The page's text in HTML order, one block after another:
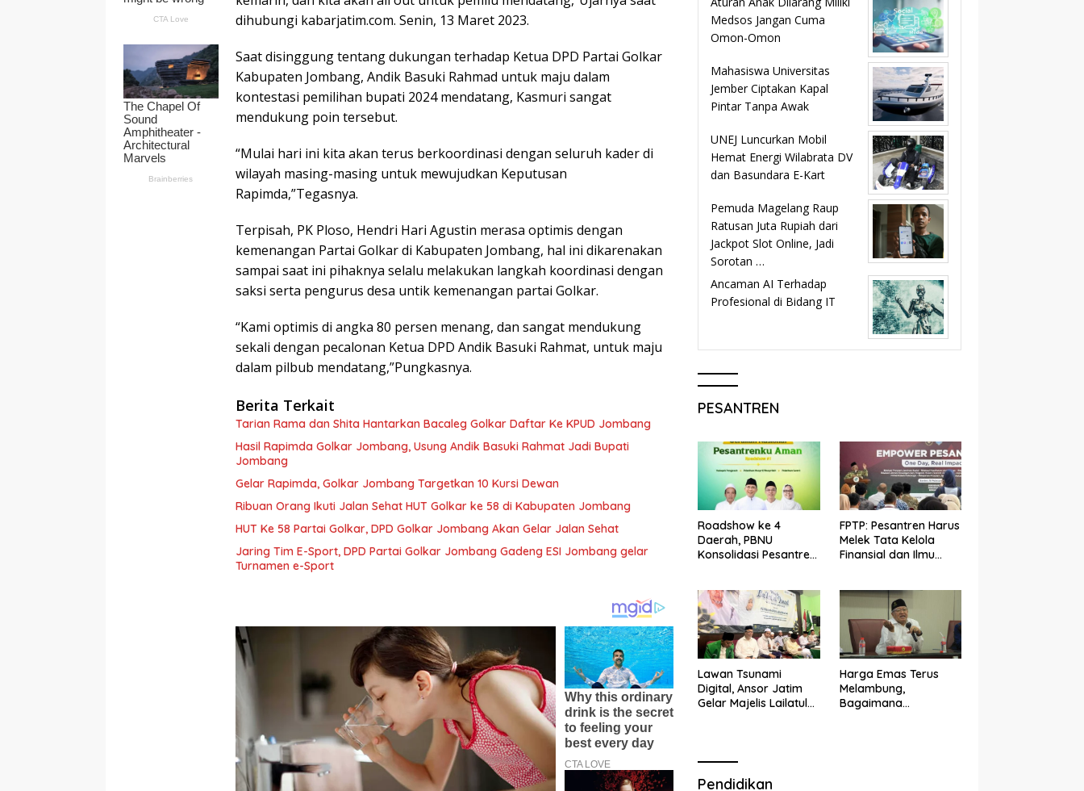
dihubungi kabarjatim.com. Senin, 13 Maret 2023.
Saat disinggung tentang dukungan terhadap Ketua DPD Partai Golkar
Kabupaten Jombang, Andik Basuki Rahmad untuk maju dalam
kontestasi pemilihan bupati 2024 mendatang, Kasmuri sangat
mendukung poin tersebut.
“Mulai hari ini kita akan terus berkoordinasi dengan seluruh kader di
wilayah masing-masing untuk mewujudkan Keputusan
Rapimda,”Tegasnya.
Terpisah, PK Ploso, Hendri Hari Agustin merasa optimis dengan
kemenangan Partai Golkar di Kabupaten Jombang, hal ini dikarenakan
sampai saat ini pihaknya selalu melakukan langkah koordinasi dengan
saksi serta pengurus desa untik kemenangan partai Golkar.
“Kami optimis di angka 80 persen menang, dan sangat mendukung
sekali dengan pecalonan Ketua DPD Andik Basuki Rahmat, untuk maju
dalam pilbub mendatang,”Pungkasnya.
Berita Terkait
Tarian Rama dan Shita Hantarkan Bacaleg Golkar Daftar Ke KPUD Jombang
Hasil Rapimda Golkar Jombang, Usung Andik Basuki Rahmat Jadi Bupati
Jombang
Gelar Rapimda, Golkar Jombang Targetkan 10 Kursi Dewan
Ribuan Orang Ikuti Jalan Sehat HUT Golkar ke 58 di Kabupaten Jombang
HUT Ke 58 Partai Golkar, DPD Golkar Jombang Akan Gelar Jalan Sehat
Jaring Tim E-Sport, DPD Partai Golkar Jombang Gadeng ESI Jombang gelar
Turnamen e-Sport
Medsos Jangan Cuma
Omon-Omon
Mahasiswa Universitas
Jember Ciptakan Kapal
Pintar Tanpa Awak
UNEJ Luncurkan Mobil
Hemat Energi Wilabrata DV
dan Basundara E-Kart
Pemuda Magelang Raup
Ratusan Juta Rupiah dari
Jackpot Slot Online, Jadi
Sorotan …
Ancaman AI Terhadap
Profesional di Bidang IT
PESANTREN
Roadshow ke 4
Daerah, PBNU
Konsolidasi Pesantren
FPTP: Pesantren Harus
Melek Tata Kelola
Finansial dan Ilmu
Lawan Tsunami
Digital, Ansor Jatim
Gelar Majelis Lailatul
Harga Emas Terus
Melambung,
Bagaimana
Pendidikan